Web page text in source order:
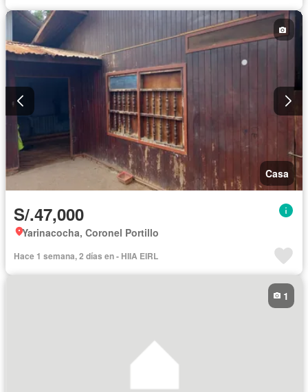
Casa
S/.47,000
Yarinacocha, Coronel Portillo
Hace 1 semana, 2 días en - HIIA EIRL
1